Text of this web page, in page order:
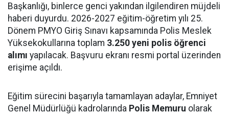
Başkanlığı, binlerce genci yakından ilgilendiren müjdeli
haberi duyurdu. 2026-2027 eğitim-öğretim yılı 25.
Dönem PMYO Giriş Sınavı kapsamında Polis Meslek
Yüksekokullarına toplam 3.250 yeni polis öğrenci
alımı yapılacak. Başvuru ekranı resmi portal üzerinden
erişime açıldı.
Eğitim sürecini başarıyla tamamlayan adaylar, Emniyet
Genel Müdürlüğü kadrolarında Polis Memuru olarak